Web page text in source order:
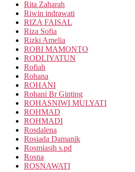
Rita Zaharah
Riwin indrawati
RIZA FAISAL
Riza Sofia
Rizki Amelia
ROBI MAMONTO
RODLIYATUN
Rofiah
Rohana
ROHANI
Rohani Br Ginting
ROHASNIWI MULYATI
ROHMAD
ROHMADI
Rosdalena
Rosiada Damanik
Rosmiasih s.pd
Rosna
ROSNAWATI